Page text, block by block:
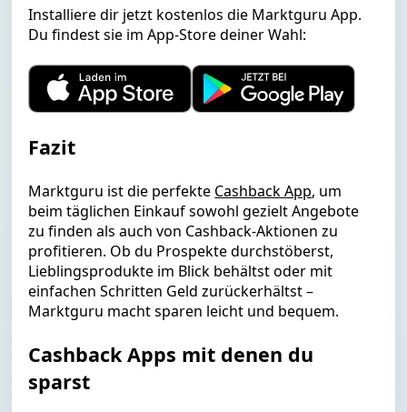
Installiere dir jetzt kostenlos die Marktguru App.
Du findest sie im App-Store deiner Wahl:
Fazit
Marktguru ist die perfekte Cashback App, um
beim täglichen Einkauf sowohl gezielt Angebote
zu finden als auch von Cashback-Aktionen zu
profitieren. Ob du Prospekte durchstöberst,
Lieblingsprodukte im Blick behältst oder mit
einfachen Schritten Geld zurückerhältst –
Marktguru macht sparen leicht und bequem.
Cashback Apps mit denen du
sparst